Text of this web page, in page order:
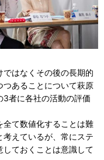
はなくその後の長期的
つあることについて萩原
3者に各社の活動の評価
全て数値化することは難
考えているが、常にステ
ておくことは意識して